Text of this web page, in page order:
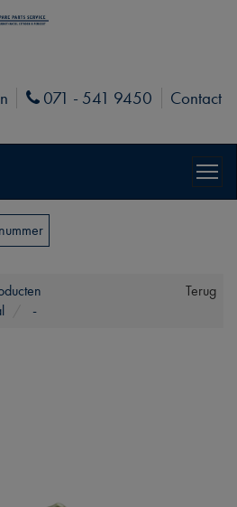
Phone
071 - 541 9450
Contact
Terug
-